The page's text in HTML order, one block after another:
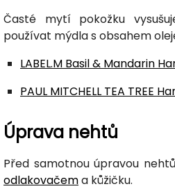
Časté mytí pokožku
používat mýdla s obsahem
LABEL.M Basil & Mandarin
PAUL MITCHELL TEA TREE
Úprava nehtů
Před samotnou úpravou
odlakovačema kůžičku.